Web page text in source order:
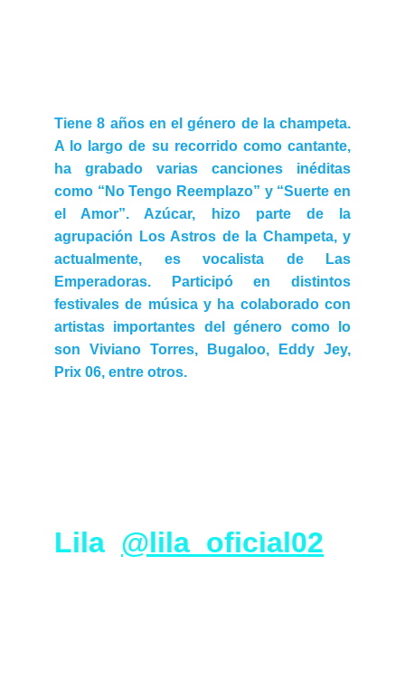
Tiene 8 años en el género de la champeta.
A lo largo de su recorrido como cantante,
ha grabado varias canciones inéditas
como “No Tengo Reemplazo” y “Suerte en
el Amor”. Azúcar, hizo parte de la
agrupación Los Astros de la Champeta, y
actualmente, es vocalista de Las
Emperadoras. Participó en distintos
festivales de música y ha colaborado con
artistas importantes del género como lo
son Viviano Torres, Bugaloo, Eddy Jey,
Prix 06, entre otros.
Lila @lila_oficial02